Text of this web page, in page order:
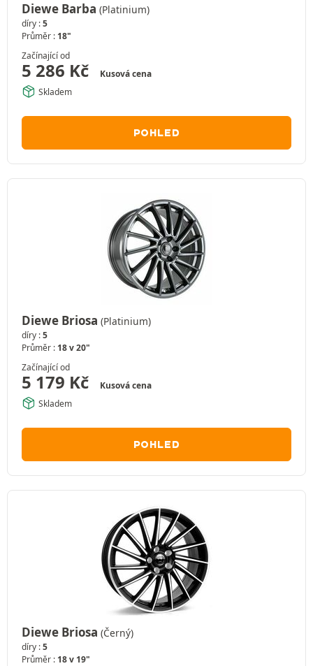
Diewe Barba (Platinium)
díry :5
Průměr : 18"
Začínající od
5 286 Kč
Kusová cena
Skladem
POHLED
Diewe Briosa (Platinium)
díry :5
Průměr : 18 v 20"
Začínající od
5 179 Kč
Kusová cena
Skladem
POHLED
Diewe Briosa (Černý)
díry :5
Průměr : 18 v 19"